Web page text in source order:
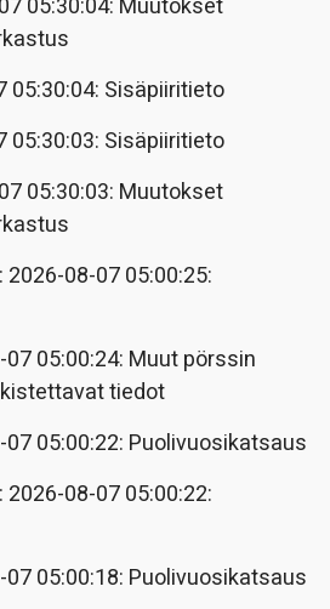
05:30:04: Muutokset
05:30:04: Sisäpiiritieto
05:30:03: Sisäpiiritieto
05:30:03: Muutokset
: 2026-08-07 05:00:25:
07 05:00:24: Muut pörssin
tiedot
07 05:00:22: Puolivuosikatsaus
: 2026-08-07 05:00:22:
07 05:00:18: Puolivuosikatsaus